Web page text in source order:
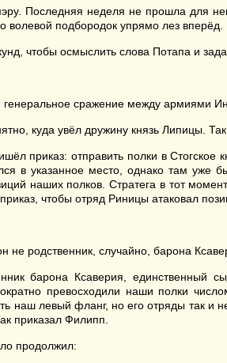
Последняя неделя не прошла для
подбородок упрямо лез вперёд.
чтобы осмыслить слова Потапа и
сражение между армиями
куда увёл дружину князь Липицы.
приказ: отправить полки в
в указанное место, однако там уже
наших полков. Стратега в тот
чтобы отряд Риницы атаковал
не родственник, случайно, барона
барона Ксаверия, единственный
превосходили наши полки
наш левый фланг, но его отряды так и
приказал Филипп.
продолжил: